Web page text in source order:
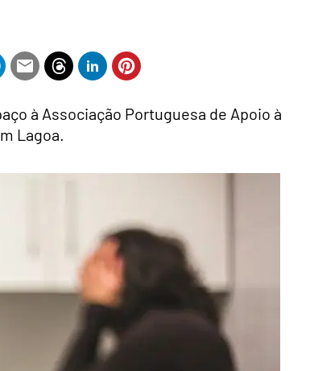
à Associação Portuguesa de Apoio à
Lagoa.